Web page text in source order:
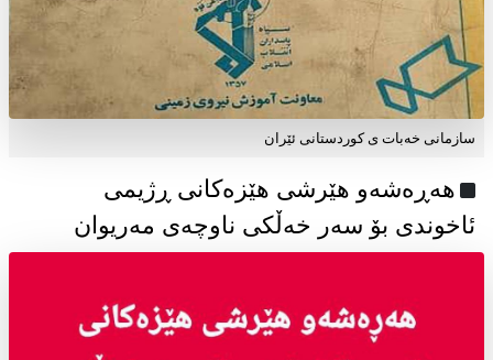
سازمانی خەبات ی كوردستانی ئێران
هەڕەشەو هێرشی هێزەکانی ڕژیمی
ئاخوندی بۆ سەر خەڵکی ناوچەی مەریوان